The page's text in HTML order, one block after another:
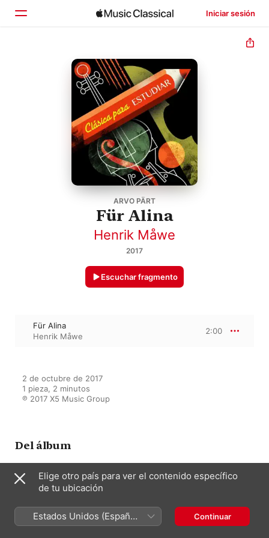
Iniciar sesión
ARVO PÄRT
Für Alina
Henrik Måwe
2017
Escuchar fragmento
Für Alina
Henrik Måwe
2:00
2 de octubre de 2017
1 pieza, 2 minutos
℗ 2017 X5 Music Group
Del álbum
Clásica para Estudiar
Varios artistas
Elige otro país para ver el contenido específico
de tu ubicación
Estados Unidos (Español
México)
Continuar